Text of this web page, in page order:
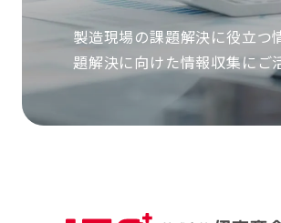
製造現場の課題解決に役立つ
題解決に向けた情報収集にご